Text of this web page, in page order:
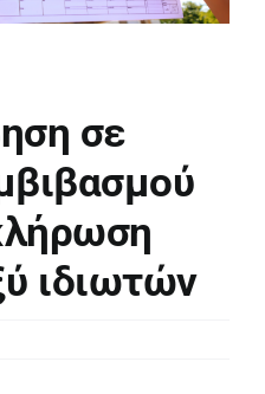
σε
ιδιωτών